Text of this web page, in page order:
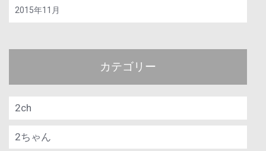
2015年11月
カテゴリー
2ch
2ちゃん